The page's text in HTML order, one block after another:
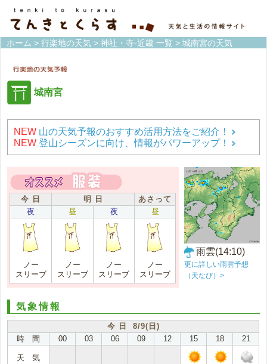
ホーム > 行楽地の天気 > 神社・寺-近畿 一覧 > 城南宮の天気
城南宮
NEW 山の天気予報のおすすめ活用方法をご紹介！
NEW 登山シーズンに向け、情報がパワーアップ！
今 日 明 日
あさって
夜
昼 夜 昼
ノー
スリーブ
ノー
スリーブ
ノー
スリーブ
ノー
スリーブ
雨雲(14:10)
更に詳しい雨雲予想
（天なび）>
気象情報
今 日 8/9(日)
時 間
00 03 06 09 12 15 18 21
天 気